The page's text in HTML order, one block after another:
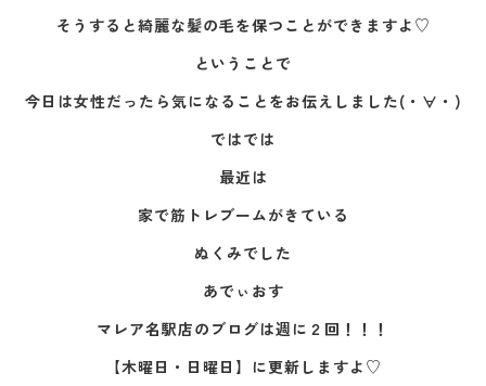
そうすると綺麗な髪の毛を保つことができますよ♡
ということで
今日は女性だったら気になることをお伝えしました(・∀・)
ではでは
最近は
家で筋トレブームがきている
ぬくみでした
あでぃおす
マレア名駅店のブログは週に２回！！！
【木曜日・日曜日】に更新しますよ♡